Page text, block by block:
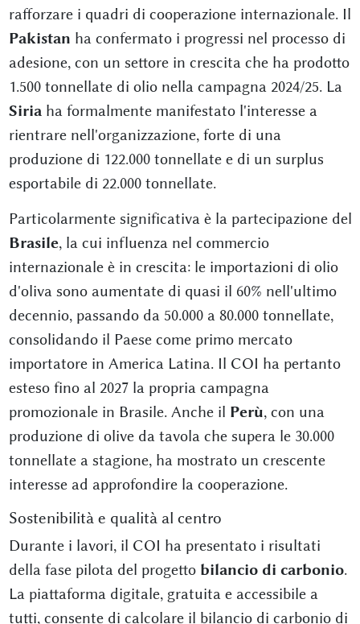
rafforzare i quadri di cooperazione internazionale. Il
Pakistan ha confermato i progressi nel processo di
adesione, con un settore in crescita che ha prodotto
1.500 tonnellate di olio nella campagna 2024/25. La
Siriaha formalmente manifestato l'interesse a
rientrare nell'organizzazione, forte di una
produzione di 122.000 tonnellate e di un surplus
esportabile di 22.000 tonnellate.
Particolarmente significativa è la partecipazione del
Brasile, la cui influenza nel commercio
internazionale è in crescita: le importazioni di olio
d'oliva sono aumentate di quasi il 60% nell'ultimo
decennio, passando da 50.000 a 80.000 tonnellate,
consolidando il Paese come primo mercato
importatore in America Latina. Il COI ha pertanto
esteso fino al 2027 la propria campagna
promozionale in Brasile. Anche il Perù, con una
produzione di olive da tavola che supera le 30.000
tonnellate a stagione, ha mostrato un crescente
interesse ad approfondire la cooperazione.
Sostenibilità e qualità al centro
Durante i lavori, il COI ha presentato i risultati
della fase pilota del progetto bilancio di carbonio.
La piattaforma digitale, gratuita e accessibile a
tutti, consente di calcolare il bilancio di carbonio di